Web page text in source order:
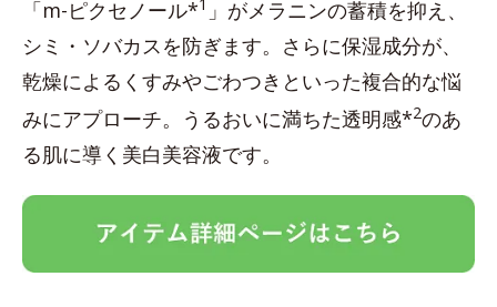
「m-ピクセノール*
」がメラニンの蓄積を抑え、
シミ・ソバカスを防ぎます。さらに保湿成分が、
乾燥によるくすみやごわつきといった複合的な悩
みにアプローチ。うるおいに満ちた透明感*2のあ
る肌に導く美白美容液です。